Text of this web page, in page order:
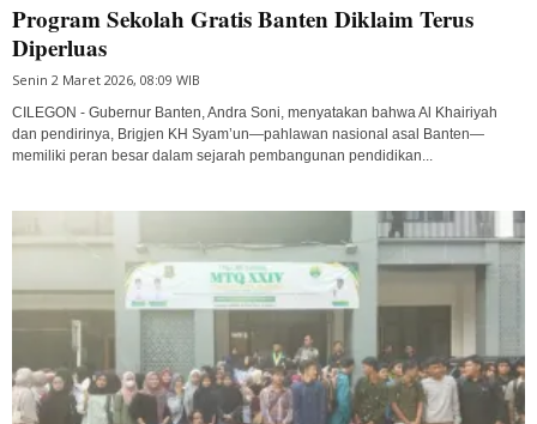
Program Sekolah Gratis Banten Diklaim Terus
Diperluas
Senin 2 Maret 2026, 08:09 WIB
CILEGON - Gubernur Banten, Andra Soni, menyatakan bahwa Al Khairiyah
dan pendirinya, Brigjen KH Syam’un—pahlawan nasional asal Banten—
memiliki peran besar dalam sejarah pembangunan pendidikan...